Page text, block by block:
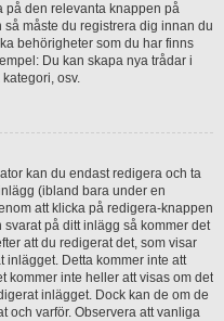
på den relevanta knappen på
måste du registrera dig innan du
behörigheter som du har finns
Du kan skapa nya trådar i
osv.
kan du endast redigera och ta
(ibland bara under en
att klicka på redigera-knappen
på ditt inlägg så kommer det
att du redigerat det, som visar
inlägget. Detta kommer inte att
kommer inte heller att visas om det
inlägget. Dock kan de om de
och varför. Observera att vanliga